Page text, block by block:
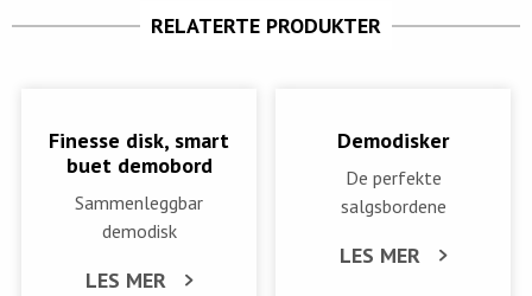
RELATERTE PRODUKTER
Finesse disk, smart
buet demobord
Sammenleggbar
demodisk
LES MER
Demodisker
De perfekte
salgsbordene
LES MER